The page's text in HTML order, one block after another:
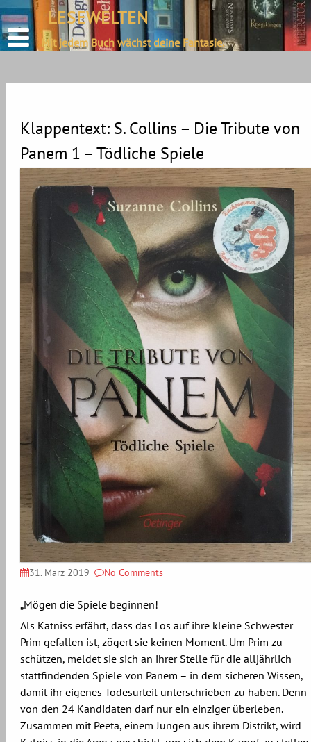
define('DISALLOW_FILE_EDIT', true);
define('DISALLOW_FILE_MODS', true);
content
LESEWELTEN
Mit jedem Buch wächst deine Fantasie.
Klappentext: S. Collins – Die Tribute von
Panem 1 – Tödliche Spiele
31. März 2019 No Comments
„Mögen die Spiele beginnen!
Als Katniss erfährt, dass das Los auf ihre kleine Schwester
Prim gefallen ist, zögert sie keinen Moment. Um Prim zu
schützen, meldet sie sich an ihrer Stelle für die alljährlich
stattfindenden Spiele von Panem – in dem sicheren Wissen,
damit ihr eigenes Todesurteil unterschrieben zu haben. Denn
von den 24 Kandidaten darf nur ein einziger überleben.
Zusammen mit Peeta, einem Jungen aus ihrem Distrikt, wird